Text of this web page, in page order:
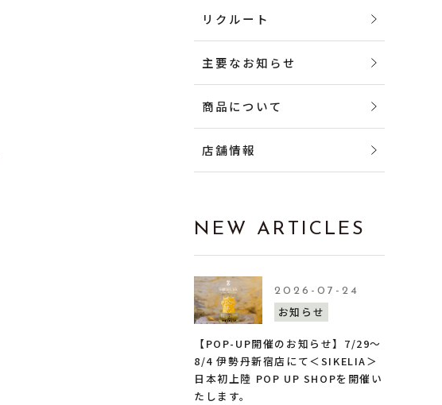
リクルート
主要なお知らせ
商品について
店舗情報
NEW ARTICLES
2026-07-24
お知らせ
【POP-UP開催のお知らせ】7/29〜
8/4 伊勢丹新宿店にて＜SIKELIA＞
日本初上陸 POP UP SHOPを開催い
たします。